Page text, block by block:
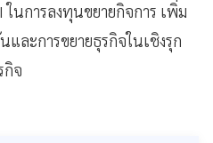
ในการลงทุนขยายกิจการ เพิ่ม
และการขยายธุรกิจในเชิงรุก
กิจ